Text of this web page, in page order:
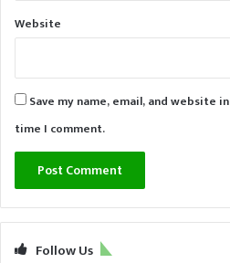
Website
Save my name, email, and website
time I comment.
Follow Us